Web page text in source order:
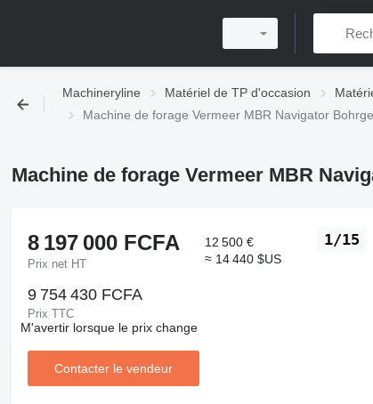
Machineryline Matériel de TP d'occasion
Machine de forage Vermeer MBR Navigator
Machine de forage Vermeer MBR
1/15
8 197 000 FCFA
Prix net HT
12 500 €
≈ 14 440 $US
9 754 430 FCFA
Prix TTC
M'avertir lorsque le prix change
Contacter le vendeur